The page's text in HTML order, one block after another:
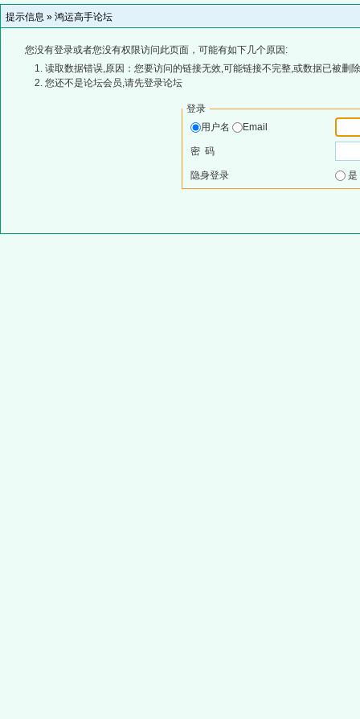
提示信息 » 鸿运高手论坛
您没有登录或者您没有权限访问此页面，可能有如下几个原因:
读取数据错误,原因：您要访问的链接无效,可能链接不完整,或数据已被删
您还不是论坛会员,请先登录论坛
登录
用户名
Email
密 码
隐身登录